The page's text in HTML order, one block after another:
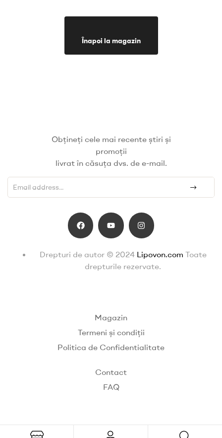
Înapoi la magazin
Obțineți cele mai recente știri și
promoții
livrat în căsuța dvs. de e-mail.
Drepturi de autor © 2024 Lipovon.com Toate
drepturile rezervate.
Magazin
Termeni și condiții
Politica de Confidentialitate
Contact
FAQ